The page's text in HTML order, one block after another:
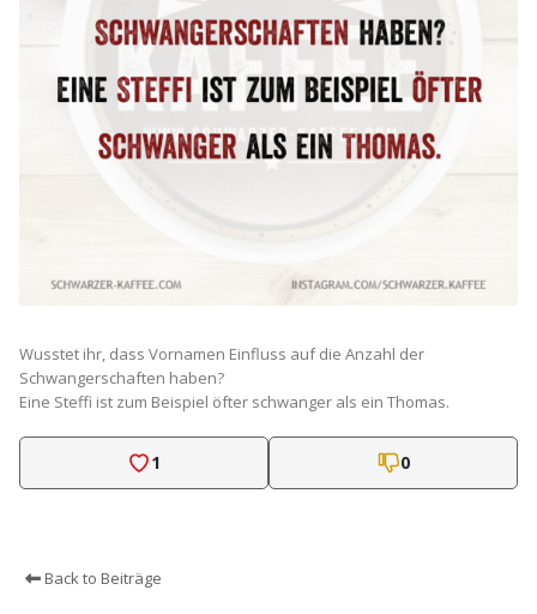
Wusstet ihr, dass Vornamen Einfluss auf die Anzahl der
Schwangerschaften haben?
Eine Steffi ist zum Beispiel öfter schwanger als ein Thomas.
1 0
Back to Beiträge